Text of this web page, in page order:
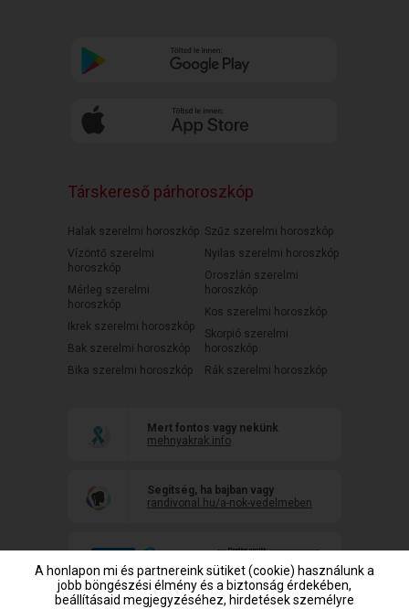
Társkereső párhoroszkóp
Halak szerelmi horoszkóp
Vízöntő szerelmi
horoszkóp
Mérleg szerelmi
horoszkóp
Ikrek szerelmi horoszkóp
Bak szerelmi horoszkóp
Bika szerelmi horoszkóp
Szűz szerelmi horoszkóp
Nyilas szerelmi horoszkóp
Oroszlán szerelmi
horoszkóp
Kos szerelmi horoszkóp
Skorpió szerelmi
horoszkóp
Rák szerelmi horoszkóp
Mert fontos vagy nekünk
mehnyakrak.info
Segítség, ha bajban vagy
randivonal.hu/a-nok-vedelmeben
A honlapon mi és partnereink sütiket (cookie) használunk a
jobb böngészési élmény és a biztonság érdekében,
beállításaid megjegyzéséhez, hirdetések személyre